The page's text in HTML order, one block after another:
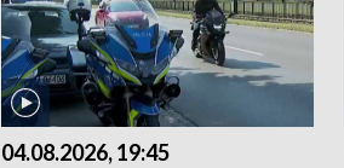
04.08.2026, 19:45